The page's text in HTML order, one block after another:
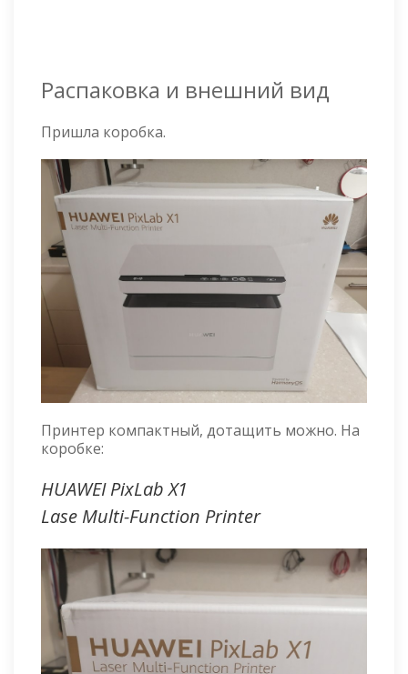
Распаковка и внешний вид
Пришла коробка.
Принтер компактный, дотащить можно. На
коробке:
HUAWEI PixLab X1
Lase Multi-Function Printer